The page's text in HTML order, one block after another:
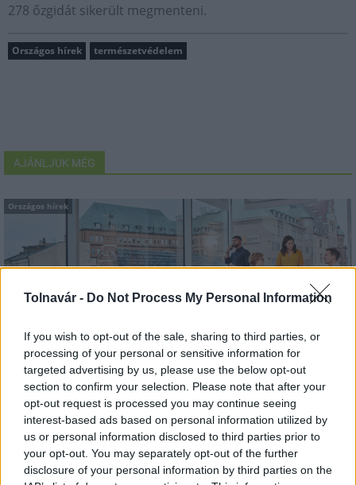
Tolnavár - Do Not Process My Personal Information
If you wish to opt-out of the sale, sharing to third parties, or
processing of your personal or sensitive information for
targeted advertising by us, please use the below opt-out
section to confirm your selection. Please note that after your
opt-out request is processed you may continue seeing
interest-based ads based on personal information utilized by
us or personal information disclosed to third parties prior to
your opt-out. You may separately opt-out of the further
disclosure of your personal information by third parties on the
278 őzgidát sikerült megmenteni.
Országos hírek természetvédelem
AJÁNLJUK MÉG
Országos hírek
Nem az üres, hanem az okosan működő épület
energiatakarékos
Országos hírek